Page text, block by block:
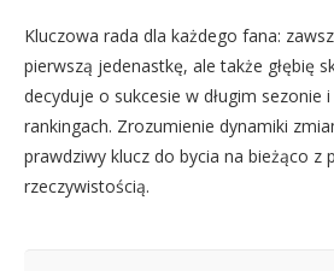
Kluczowa rada dla każdego fana:
pierwszą jedenastkę, ale także głębię
decyduje o sukcesie w długim sezonie
rankingach. Zrozumienie dynamiki
prawdziwy klucz do bycia na bieżąco z
rzeczywistością.